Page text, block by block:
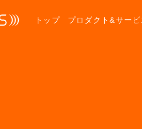
トップ プロダクト&サービ